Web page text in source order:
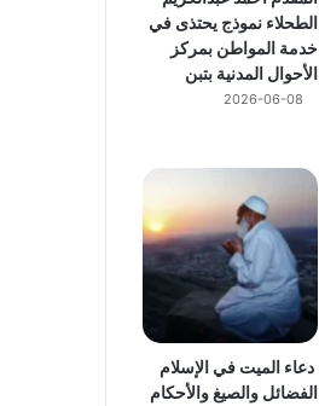
الطحلاء نموذج يحتذى في
خدمة المواطن بمركز
الأحوال المدنية بتبن
2026-06-08
دعاء الميت في الإسلام
الفضائل والصيغ والأحكام